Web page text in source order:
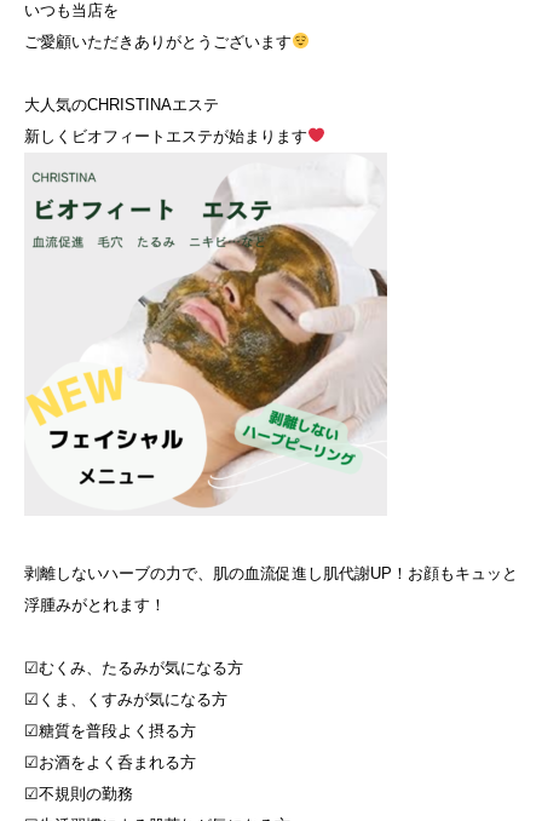
いつも当店を⁡
ご愛顧いただきありがとうございます
大人気のCHRISTINAエステ⁡
新しくビオフィートエステが始まります
⁡剥離しないハーブの力で、肌の血流促進し肌代謝UP！お顔もキュッと
浮腫みがとれます！⁡
☑むくみ、たるみが気になる方⁡
☑くま、くすみが気になる方⁡
☑糖質を普段よく摂る方⁡
☑お酒をよく呑まれる方⁡
☑不規則の勤務⁡